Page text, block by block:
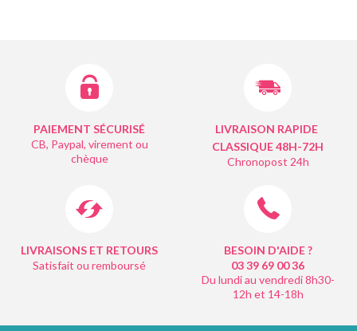
PAIEMENT SÉCURISÉ
CB, Paypal, virement ou
chèque
LIVRAISON RAPIDE
CLASSIQUE 48H-72H
Chronopost 24h
LIVRAISONS ET RETOURS
Satisfait ou remboursé
BESOIN D'AIDE ?
03 39 69 0036
Du lundi au vendredi 8h30-
12h et 14-18h